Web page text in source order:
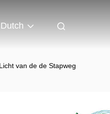
Dutch
van de de Stapweg